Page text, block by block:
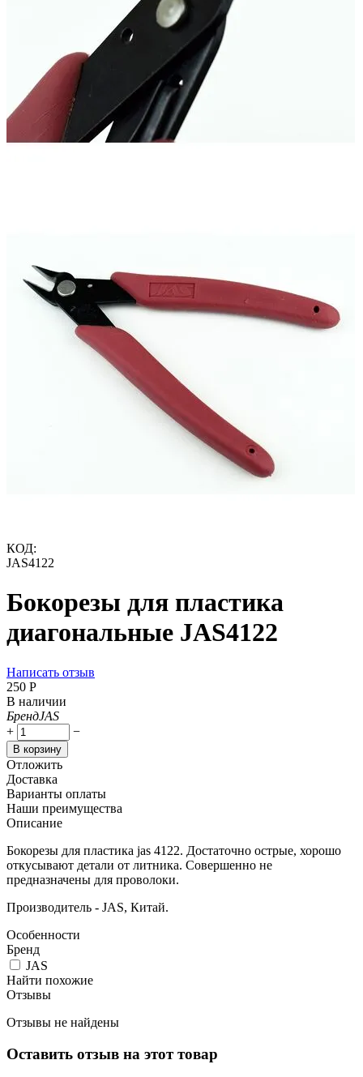
КОД:
JAS4122
Бокорезы для пластика
диагональные JAS4122
Написать отзыв
‍250‍ Р
В наличии
БрендJAS
+
−
В корзину
Отложить
Доставка
Варианты оплаты
Наши преимущества
Описание
Бокорезы для пластика jas 4122. Достаточно острые, хорошо
откусывают детали от литника. Совершенно не
предназначены для проволоки.
Производитель - JAS, Китай.
Особенности
Бренд
JAS
Найти похожие
Отзывы
Отзывы не найдены
Оставить отзыв на этот товар